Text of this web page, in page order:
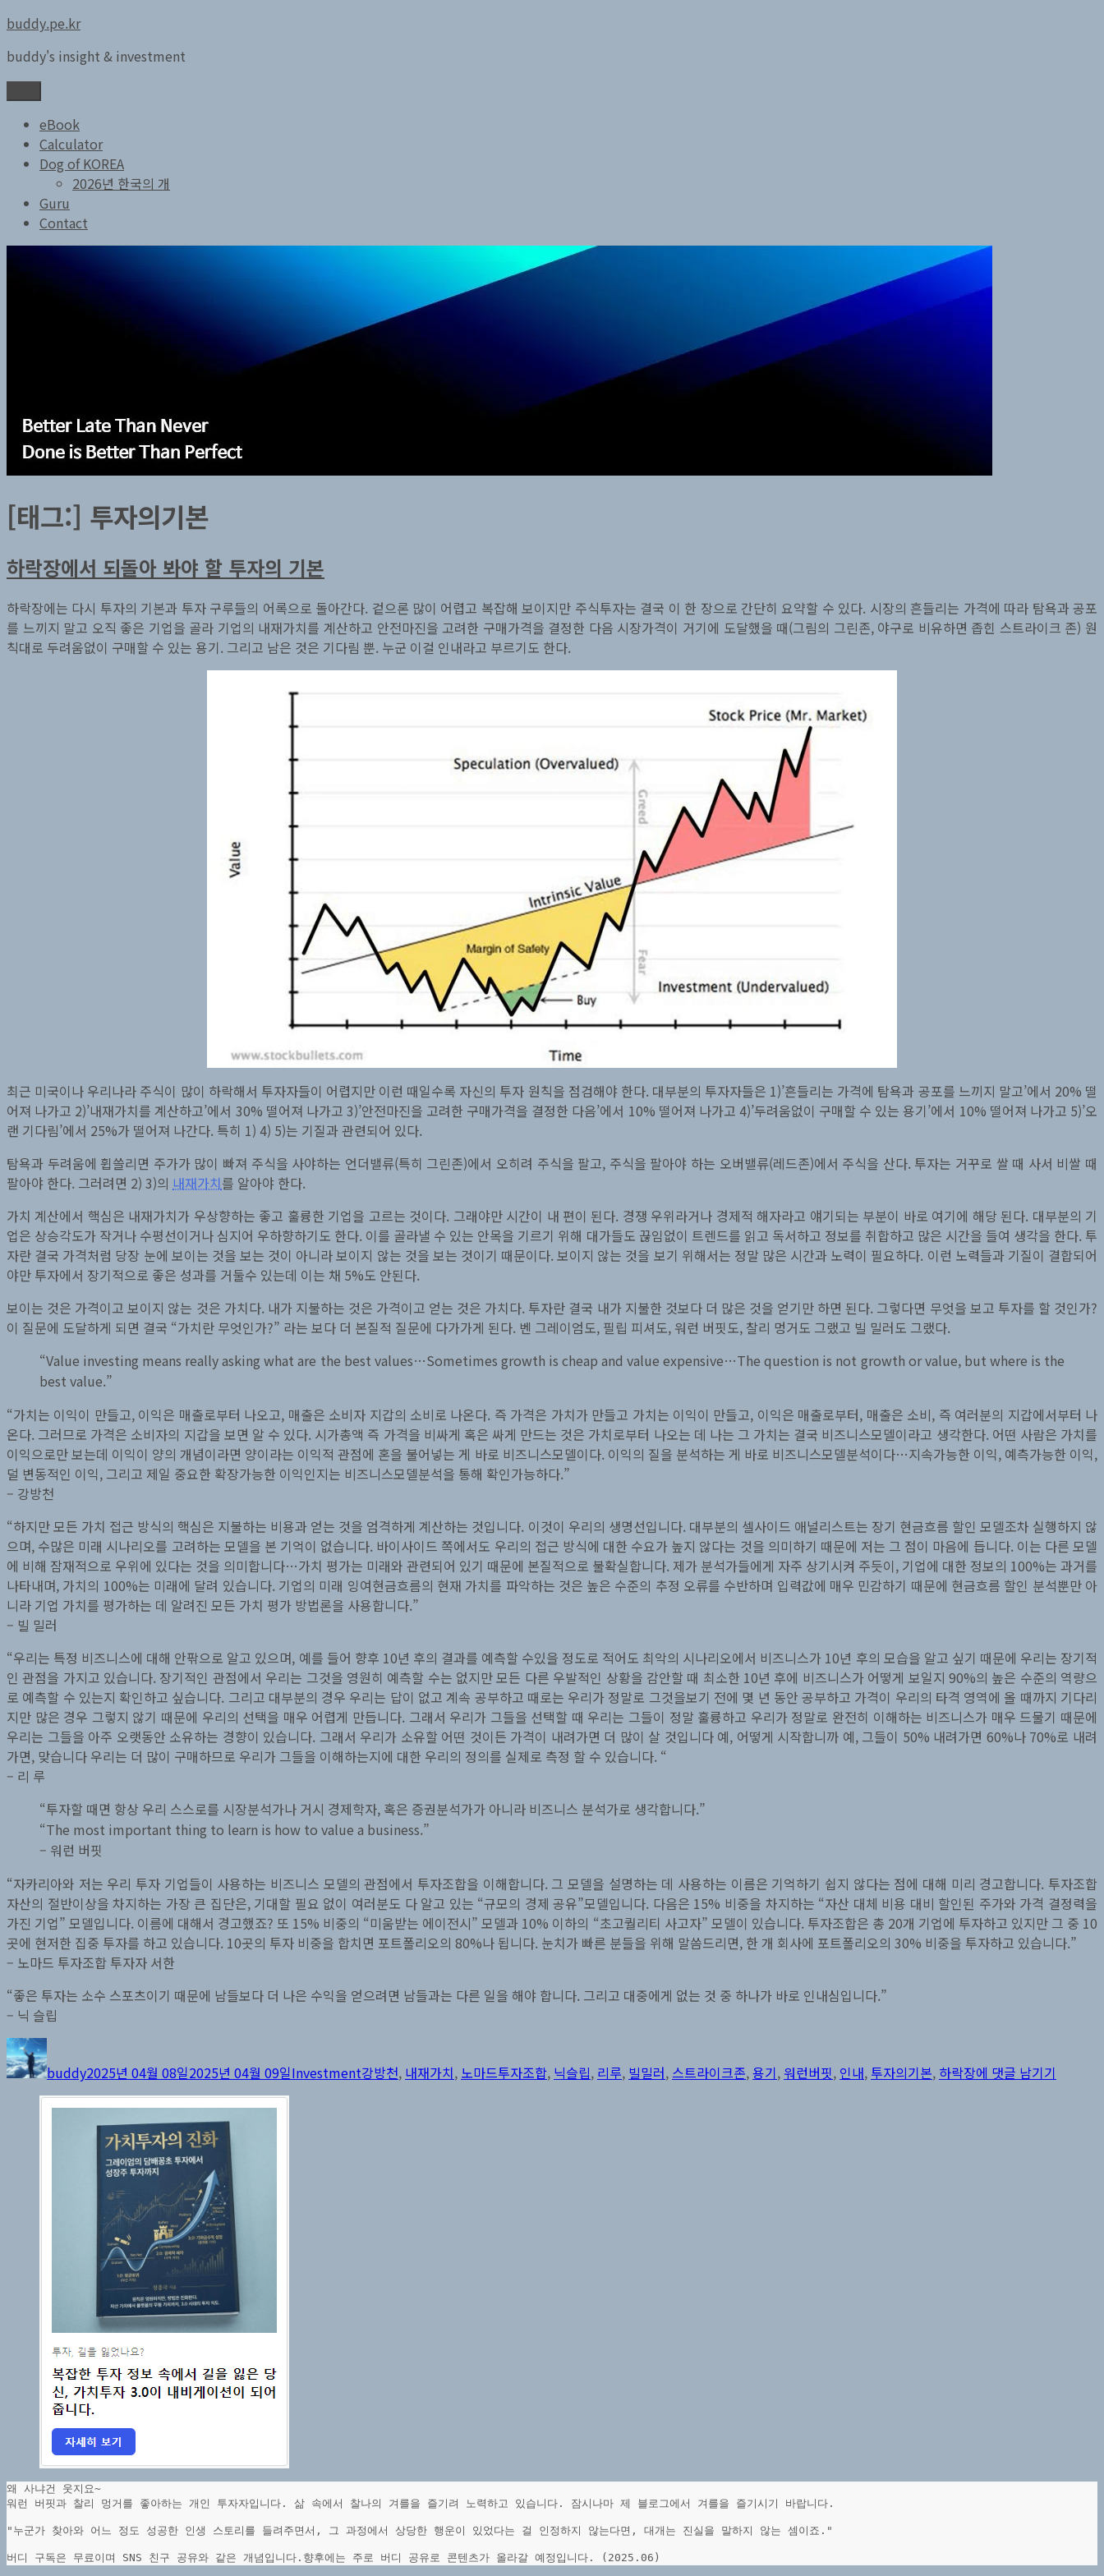
콘
츠
로
바
buddy.pe.kr
buddy's insight & investment
eBook
Calculator
Dog of KOREA
2026년 한국의 개
Guru
Contact
[태그:] 투자의기본
하락장에서 되돌아 봐야 할 투자의 기본
하락장에는 다시 투자의 기본과 투자 구루들의 어록으로 돌아간다. 겉으론 많이 어렵고 복잡해 보이지만 주식투자는 결국 이 한 장으로 간단히 요약할 수 있다. 시장의 흔들리는 가격에 따라 탐욕과 공포
를 느끼지 말고 오직 좋은 기업을 골라 기업의 내재가치를 계산하고 안전마진을 고려한 구매가격을 결정한 다음 시장가격이 거기에 도달했을 때(그림의 그린존, 야구로 비유하면 좁힌 스트라이크 존) 원
칙대로 두려움없이 구매할 수 있는 용기. 그리고 남은 것은 기다림 뿐. 누군 이걸 인내라고 부르기도 한다.
최근 미국이나 우리나라 주식이 많이 하락해서 투자자들이 어렵지만 이런 때일수록 자신의 투자 원칙을 점검해야 한다. 대부분의 투자자들은 1)’흔들리는 가격에 탐욕과 공포를 느끼지 말고’에서 20% 떨
어져 나가고 2)’내재가치를 계산하고’에서 30% 떨어져 나가고 3)’안전마진을 고려한 구매가격을 결정한 다음’에서 10% 떨어져 나가고 4)’두려움없이 구매할 수 있는 용기’에서 10% 떨어져 나가고 5)’오
랜 기다림’에서 25%가 떨어져 나간다. 특히 1) 4) 5)는 기질과 관련되어 있다.
탐욕과 두려움에 휩쓸리면 주가가 많이 빠져 주식을 사야하는 언더밸류(특히 그린존)에서 오히려 주식을 팔고, 주식을 팔아야 하는 오버밸류(레드존)에서 주식을 산다. 투자는 거꾸로 쌀 때 사서 비쌀 때
팔아야 한다. 그러려면 2) 3)의 내재가치를 알아야 한다.
가치 계산에서 핵심은 내재가치가 우상향하는 좋고 훌륭한 기업을 고르는 것이다. 그래야만 시간이 내 편이 된다. 경쟁 우위라거나 경제적 해자라고 얘기되는 부분이 바로 여기에 해당 된다. 대부분의 기
업은 상승각도가 작거나 수평선이거나 심지어 우하향하기도 한다. 이를 골라낼 수 있는 안목을 기르기 위해 대가들도 끊임없이 트렌드를 읽고 독서하고 정보를 취합하고 많은 시간을 들여 생각을 한다. 투
자란 결국 가격처럼 당장 눈에 보이는 것을 보는 것이 아니라 보이지 않는 것을 보는 것이기 때문이다. 보이지 않는 것을 보기 위해서는 정말 많은 시간과 노력이 필요하다. 이런 노력들과 기질이 결합되어
야만 투자에서 장기적으로 좋은 성과를 거둘수 있는데 이는 채 5%도 안된다.
보이는 것은 가격이고 보이지 않는 것은 가치다. 내가 지불하는 것은 가격이고 얻는 것은 가치다. 투자란 결국 내가 지불한 것보다 더 많은 것을 얻기만 하면 된다. 그렇다면 무엇을 보고 투자를 할 것인가?
이 질문에 도달하게 되면 결국 “가치란 무엇인가?” 라는 보다 더 본질적 질문에 다가가게 된다. 벤 그레이엄도, 필립 피셔도, 워런 버핏도, 찰리 멍거도 그랬고 빌 밀러도 그랬다.
“Value investing means really asking what are the best values…Sometimes growth is cheap and value expensive…The question is not growth or value, but where is the
best value.”
“가치는 이익이 만들고, 이익은 매출로부터 나오고, 매출은 소비자 지갑의 소비로 나온다. 즉 가격은 가치가 만들고 가치는 이익이 만들고, 이익은 매출로부터, 매출은 소비, 즉 여러분의 지갑에서부터 나
온다. 그러므로 가격은 소비자의 지갑을 보면 알 수 있다. 시가총액 즉 가격을 비싸게 혹은 싸게 만드는 것은 가치로부터 나오는 데 나는 그 가치는 결국 비즈니스모델이라고 생각한다. 어떤 사람은 가치를
이익으로만 보는데 이익이 양의 개념이라면 양이라는 이익적 관점에 혼을 불어넣는 게 바로 비즈니스모델이다. 이익의 질을 분석하는 게 바로 비즈니스모델분석이다…지속가능한 이익, 예측가능한 이익,
덜 변동적인 이익, 그리고 제일 중요한 확장가능한 이익인지는 비즈니스모델분석을 통해 확인가능하다.”
– 강방천
“하지만 모든 가치 접근 방식의 핵심은 지불하는 비용과 얻는 것을 엄격하게 계산하는 것입니다. 이것이 우리의 생명선입니다. 대부분의 셀사이드 애널리스트는 장기 현금흐름 할인 모델조차 실행하지 않
으며, 수많은 미래 시나리오를 고려하는 모델을 본 기억이 없습니다. 바이사이드 쪽에서도 우리의 접근 방식에 대한 수요가 높지 않다는 것을 의미하기 때문에 저는 그 점이 마음에 듭니다. 이는 다른 모델
에 비해 잠재적으로 우위에 있다는 것을 의미합니다…가치 평가는 미래와 관련되어 있기 때문에 본질적으로 불확실합니다. 제가 분석가들에게 자주 상기시켜 주듯이, 기업에 대한 정보의 100%는 과거를
나타내며, 가치의 100%는 미래에 달려 있습니다. 기업의 미래 잉여현금흐름의 현재 가치를 파악하는 것은 높은 수준의 추정 오류를 수반하며 입력값에 매우 민감하기 때문에 현금흐름 할인 분석뿐만 아
니라 기업 가치를 평가하는 데 알려진 모든 가치 평가 방법론을 사용합니다.”
– 빌 밀러
“우리는 특정 비즈니스에 대해 안팎으로 알고 있으며, 예를 들어 향후 10년 후의 결과를 예측할 수있을 정도로 적어도 최악의 시나리오에서 비즈니스가 10년 후의 모습을 알고 싶기 때문에 우리는 장기적
인 관점을 가지고 있습니다. 장기적인 관점에서 우리는 그것을 영원히 예측할 수는 없지만 모든 다른 우발적인 상황을 감안할 때 최소한 10년 후에 비즈니스가 어떻게 보일지 90%의 높은 수준의 역량으
로 예측할 수 있는지 확인하고 싶습니다. 그리고 대부분의 경우 우리는 답이 없고 계속 공부하고 때로는 우리가 정말로 그것을보기 전에 몇 년 동안 공부하고 가격이 우리의 타격 영역에 올 때까지 기다리
지만 많은 경우 그렇지 않기 때문에 우리의 선택을 매우 어렵게 만듭니다. 그래서 우리가 그들을 선택할 때 우리는 그들이 정말 훌륭하고 우리가 정말로 완전히 이해하는 비즈니스가 매우 드물기 때문에
우리는 그들을 아주 오랫동안 소유하는 경향이 있습니다. 그래서 우리가 소유할 어떤 것이든 가격이 내려가면 더 많이 살 것입니다 예, 어떻게 시작합니까 예, 그들이 50% 내려가면 60%나 70%로 내려
가면, 맞습니다 우리는 더 많이 구매하므로 우리가 그들을 이해하는지에 대한 우리의 정의를 실제로 측정 할 수 있습니다. “
– 리 루
“투자할 때면 항상 우리 스스로를 시장분석가나 거시 경제학자, 혹은 증권분석가가 아니라 비즈니스 분석가로 생각합니다.”
“The most important thing to learn is how to value a business.”
– 워런 버핏
“자카리아와 저는 우리 투자 기업들이 사용하는 비즈니스 모델의 관점에서 투자조합을 이해합니다. 그 모델을 설명하는 데 사용하는 이름은 기억하기 쉽지 않다는 점에 대해 미리 경고합니다. 투자조합
자산의 절반이상을 차지하는 가장 큰 집단은, 기대할 필요 없이 여러분도 다 알고 있는 “규모의 경제 공유”모델입니다. 다음은 15% 비중을 차지하는 “자산 대체 비용 대비 할인된 주가와 가격 결정력을
가진 기업” 모델입니다. 이름에 대해서 경고했죠? 또 15% 비중의 “미움받는 에이전시” 모델과 10% 이하의 “초고퀄리티 사고자” 모델이 있습니다. 투자조합은 총 20개 기업에 투자하고 있지만 그 중 10
곳에 현저한 집중 투자를 하고 있습니다. 10곳의 투자 비중을 합치면 포트폴리오의 80%나 됩니다. 눈치가 빠른 분들을 위해 말씀드리면, 한 개 회사에 포트폴리오의 30% 비중을 투자하고 있습니다.”
– 노마드 투자조합 투자자 서한
“좋은 투자는 소수 스포츠이기 때문에 남들보다 더 나은 수익을 얻으려면 남들과는 다른 일을 해야 합니다. 그리고 대중에게 없는 것 중 하나가 바로 인내심입니다.”
– 닉 슬립
글
쓴
이
buddy성
일
자
2025년 04월 08일2025년 04월 09일테
고
Investment그
강방천, 내재가치, 노마드투자조합, 닉슬립, 리루, 빌밀러, 스트라이크존,용기, 워런버핏, 인내, 투자의기본, 하락장락
장
에 댓글 남기기
왜 사냐건 웃지요~
워런 버핏과 찰리 멍거를 좋아하는 개인 투자자입니다. 삶 속에서 찰나의 겨를을 즐기려 노력하고 있습니다. 잠시나마 제 블로그에서 겨를을 즐기시기 바랍니다.
"누군가 찾아와 어느 정도 성공한 인생 스토리를 들려주면서, 그 과정에서 상당한 행운이 있었다는 걸 인정하지 않는다면, 대개는 진실을 말하지 않는 셈이죠."
버디 구독은 무료이며 SNS 친구 공유와 같은 개념입니다.향후에는 주로 버디 공유로 콘텐츠가 올라갈 예정입니다. (2025.06)